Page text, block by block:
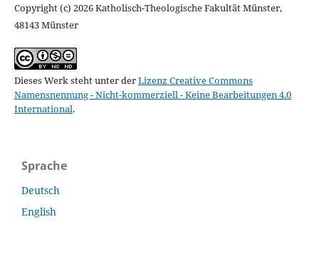
Copyright (c) 2026 Katholisch-Theologische Fakultät Münster,
48143 Münster
Dieses Werk steht unter derLizenz Creative Commons
Namensnennung - Nicht-kommerziell - Keine Bearbeitungen 4.0
International.
Sprache
Deutsch
English